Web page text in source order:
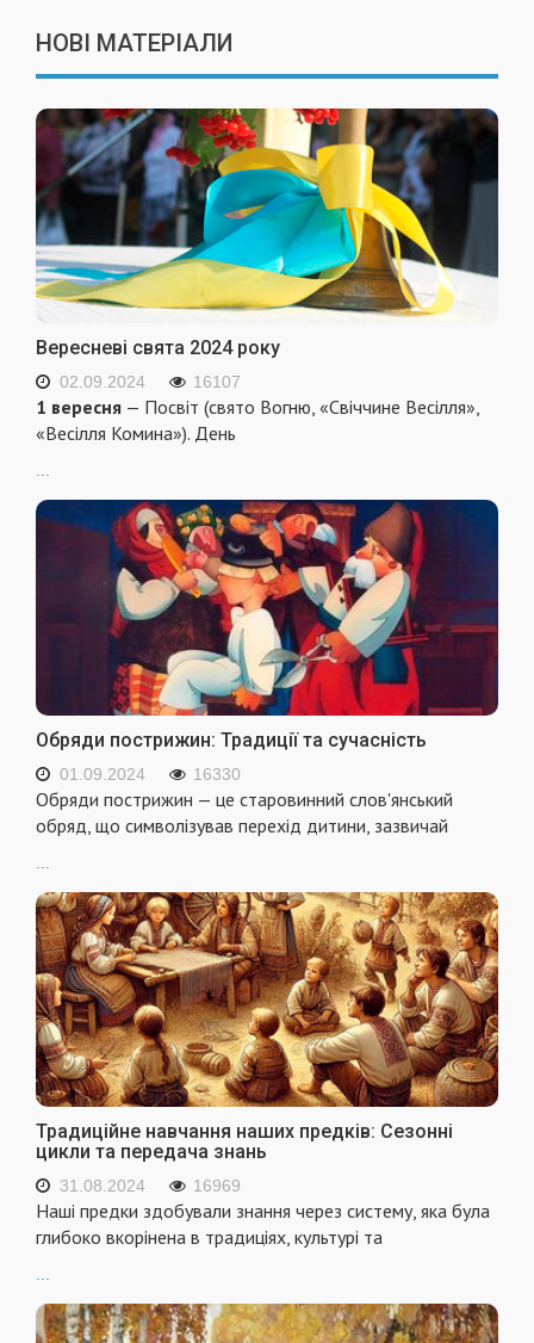
НОВІ МАТЕРІАЛИ
Вересневі свята 2024 року
02.09.2024 16107
1 вересня — Посвіт (свято Вогню, «Свіччине Весілля»,
«Весілля Комина»). День
...
Обряди пострижин: Традиції та сучасність
01.09.2024 16330
Обряди пострижин — це старовинний слов'янський
обряд, що символізував перехід дитини, зазвичай
Традиційне навчання наших предків: Сезонні
цикли та передача знань
31.08.2024 16969
Наші предки здобували знання через систему, яка була
глибоко вкорінена в традиціях, культурі та